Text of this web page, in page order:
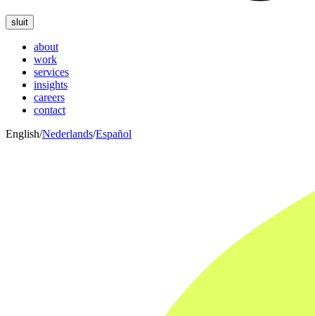
sluit
about
work
services
insights
careers
contact
English/Nederlands/Español